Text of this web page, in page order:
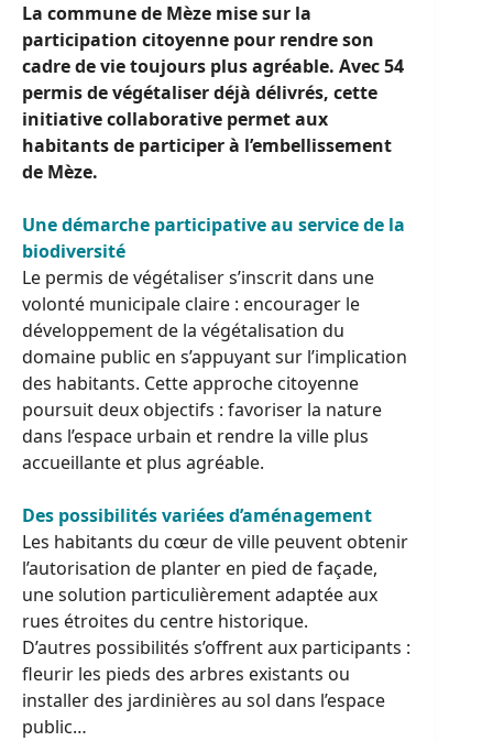
La commune de Mèze mise sur la
participation citoyenne pour rendre son
cadre de vie toujours plus agréable. Avec 54
permis de végétaliser déjà délivrés, cette
initiative collaborative permet aux
habitants de participer à l’embellissement
de Mèze.
Une démarche participative au service de la
biodiversité
Le permis de végétaliser s’inscrit dans une
volonté municipale claire : encourager le
développement de la végétalisation du
domaine public en s’appuyant sur l’implication
des habitants. Cette approche citoyenne
poursuit deux objectifs : favoriser la nature
dans l’espace urbain et rendre la ville plus
accueillante et plus agréable.
Des possibilités variées d’aménagement
Les habitants du cœur de ville peuvent obtenir
l’autorisation de planter en pied de façade,
une solution particulièrement adaptée aux
rues étroites du centre historique.
D’autres possibilités s’offrent aux participants :
fleurir les pieds des arbres existants ou
installer des jardinières au sol dans l’espace
public…